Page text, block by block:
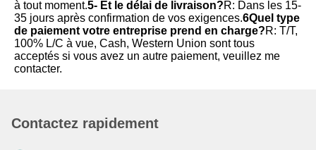
à tout moment.5- Et le délai de livraison?R: Dans les 15-
35 jours après confirmation de vos exigences.6Quel type
de paiement votre entreprise prend en charge?R: T/T,
100% L/C à vue, Cash, Western Union sont tous
acceptés si vous avez un autre paiement, veuillez me
contacter.
Contactez rapidement